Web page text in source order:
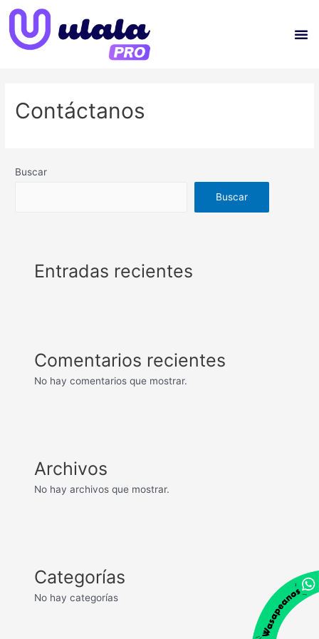
Contáctanos
Buscar
Buscar
Entradas recientes
Comentarios recientes
No hay comentarios que mostrar.
Archivos
No hay archivos que mostrar.
Categorías
No hay categorías